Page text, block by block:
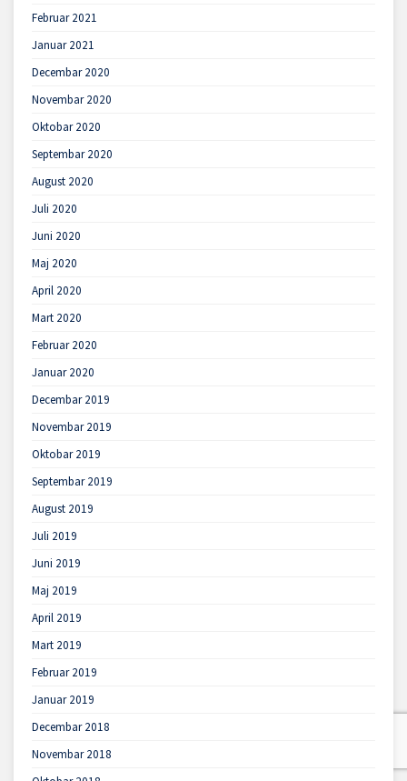
Februar 2021
Januar 2021
Decembar 2020
Novembar 2020
Oktobar 2020
Septembar 2020
August 2020
Juli 2020
Juni 2020
Maj 2020
April 2020
Mart 2020
Februar 2020
Januar 2020
Decembar 2019
Novembar 2019
Oktobar 2019
Septembar 2019
August 2019
Juli 2019
Juni 2019
Maj 2019
April 2019
Mart 2019
Februar 2019
Januar 2019
Decembar 2018
Novembar 2018